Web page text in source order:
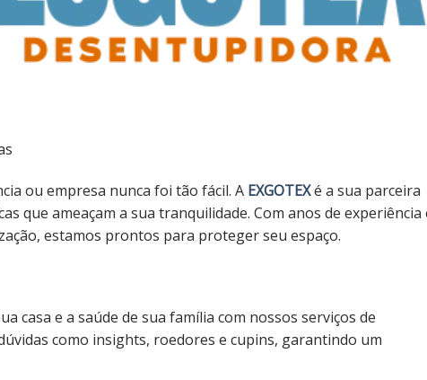
ou empresa nunca foi tão fácil. A EXGOTEXé a sua parceira
que ameaçam a sua tranquilidade. Com anos de experiência
estamos prontos para proteger seu espaço.
casa e a saúde de sua família com nossos serviços de
como insights, roedores e cupins, garantindo um